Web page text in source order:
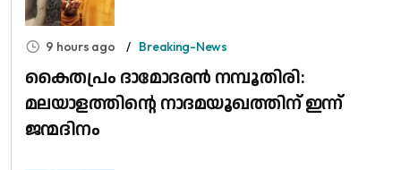
9 hours ago Breaking-News
കൈതപ്രം ദാമോദരൻ നമ്പൂതിരി:
മലയാളത്തിന്റെ നാദമയൂഖത്തിന് ഇന്ന്
ജന്മദിനം